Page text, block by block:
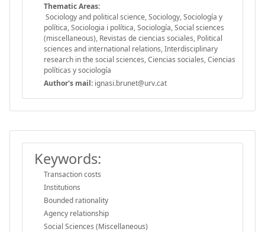
Thematic Areas:
Sociology and political science, Sociology, Sociología y
política, Sociologia i política, Sociología, Social sciences
(miscellaneous), Revistas de ciencias sociales, Political
sciences and international relations, Interdisciplinary
research in the social sciences, Ciencias sociales, Ciencias
políticas y sociología
Author's mail: ignasi.brunet@urv.cat
Keywords:
Transaction costs
Institutions
Bounded rationality
Agency relationship
Social Sciences (Miscellaneous)